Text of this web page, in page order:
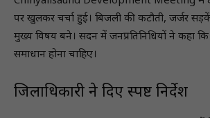
पर खुलकर चर्चा हुई। बिजली की कटौती, जर्जर
मुख्य विषय बने। सदन में जनप्रतिनिधियों ने कहा
समाधान होना चाहिए।
जिलाधिकारी ने दिए स्पष्ट निर्देश